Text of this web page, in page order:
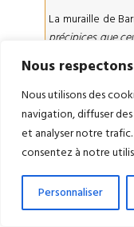
Nous
Nous utilisons des
navigation, diffuser
et analyser notre
consentez à notre
Personnaliser
La muraille de
précipices que
Murailles de
d’au moins 500
Derrière ce mur
lune, ces
s’ouvrir pour
« Le lendemain
un pays aride et
tremblement de
solides. Le